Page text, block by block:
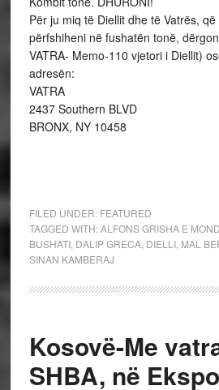
Për ju miq të Diellit dhe të Vatrës,
përfshiheni në fushatën tonë,
VATRA- Memo-110 vjetori i Diellit)
adresën:
VATRA
2437 Southern BLVD
BRONX, NY 10458
FILED UNDER: FEATURED
TAGGED WITH:ALFONS GRISHA E
BUSHATI, DALIP GRECA, DIELLI, MAL
SINAN KAMBERAJ
Kosovë-Me
SHBA, në